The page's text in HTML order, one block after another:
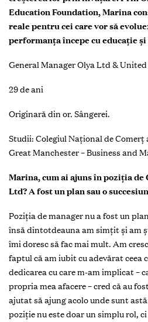
Education Foundation, Marina
reale pentru cei care vor să
performanța începe cu educație
General Manager Olya Ltd &
29 de ani
Originară din or. Sângerei.
Studii: Colegiul Național de Comerț
Great Manchester – Business and
Marina, cum ai ajuns în poziția de
Ltd? A fost un plan sau o
Poziția de manager nu a fost un
însă dintotdeauna am simțit și am
îmi doresc să fac mai mult. Am
faptul că am iubit cu adevărat ceea
dedicarea cu care m-am implicat –
propria mea afacere – cred că au
ajutat să ajung acolo unde sunt
poziție nu este doar un simplu rol,